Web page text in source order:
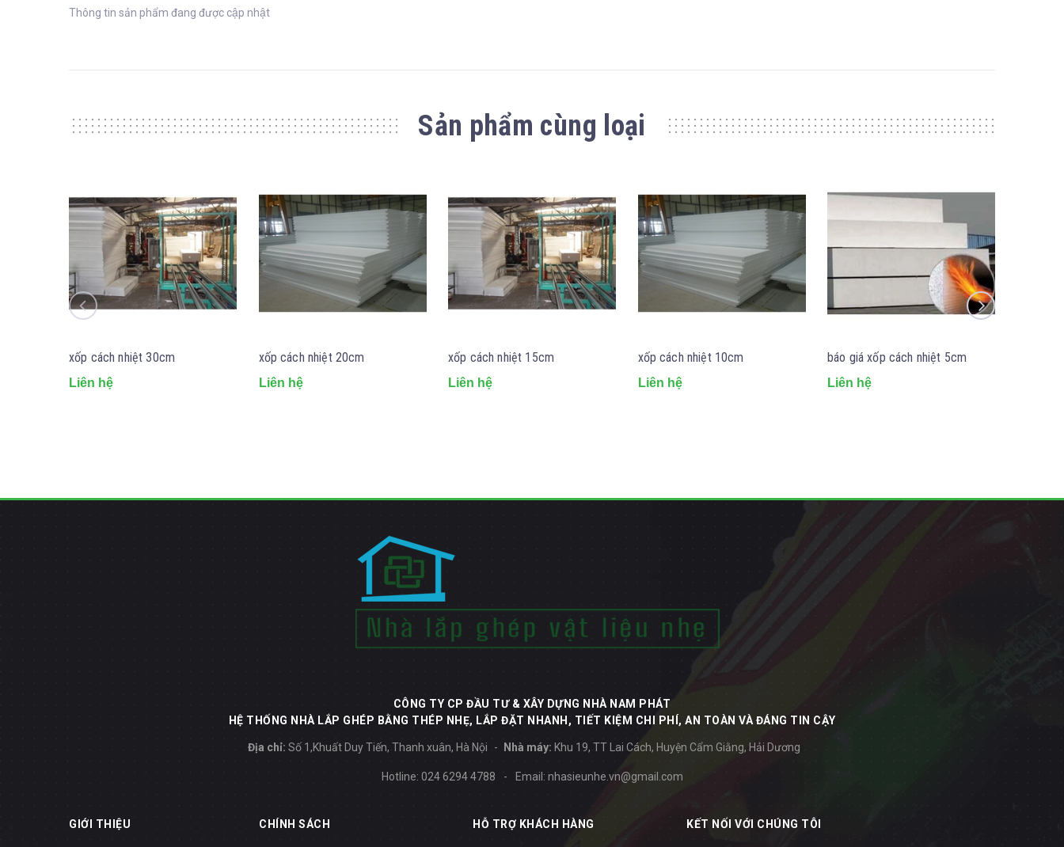
Thông tin sản phẩm đang được cập nhật
Sản phẩm cùng loại
xốp cách nhiệt 30cm
Liên hệ
xốp cách nhiệt 20cm
Liên hệ
xốp cách nhiệt 15cm
Liên hệ
xốp cách nhiệt 10cm
Liên hệ
báo giá xốp cách nhiệt 5cm
Liên hệ
CÔNG TY CP ĐẦU TƯ & XÂY DỰNG NHÀ NAM PHÁT
HỆ THỐNG NHÀ LẮP GHÉP BẰNG THÉP NHẸ, LẮP ĐẶT NHANH, TIẾT KIỆM CHI PHÍ, AN TOÀN VÀ ĐÁNG TIN CẬY
Địa chỉ: Số 1,Khuất Duy Tiến, Thanh xuân, Hà Nội Nhà máy: Khu 19, TT Lai Cách, Huyện Cẩm Giằng, Hải Dương
Hotline: 024 6294 4788 - Email: nhasieunhe.vn@gmail.com
GIỚI THIỆU CHÍNH SÁCH HỖ TRỢ KHÁCH HÀNG KẾT NỐI VỚI CHÚNG TÔI